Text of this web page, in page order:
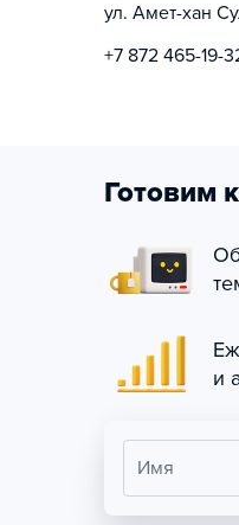
ул. Амет-хан
+7 872 465-19-
Готовим
и
Имя